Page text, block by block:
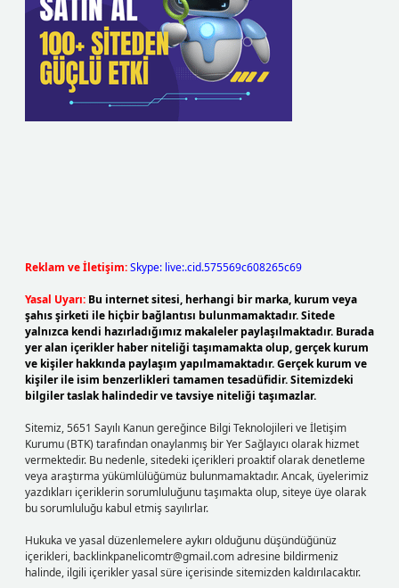
Reklam ve İletişim:Skype: live:.cid.575569c608265c69
Yasal Uyarı: Bu internet sitesi, herhangi bir marka, kurum veya
şahıs şirketi ile hiçbir bağlantısı bulunmamaktadır. Sitede
yalnızca kendi hazırladığımız makaleler paylaşılmaktadır. Burada
yer alan içerikler haber niteliği taşımamakta olup, gerçek kurum
ve kişiler hakkında paylaşım yapılmamaktadır. Gerçek kurum ve
kişiler ile isim benzerlikleri tamamen tesadüfidir. Sitemizdeki
bilgiler taslak halindedir ve tavsiye niteliği taşımazlar.
Sitemiz, 5651 Sayılı Kanun gereğince Bilgi Teknolojileri ve İletişim
Kurumu (BTK) tarafından onaylanmış bir Yer Sağlayıcı olarak hizmet
vermektedir. Bu nedenle, sitedeki içerikleri proaktif olarak denetleme
veya araştırma yükümlülüğümüz bulunmamaktadır. Ancak, üyelerimiz
yazdıkları içeriklerin sorumluluğunu taşımakta olup, siteye üye olarak
bu sorumluluğu kabul etmiş sayılırlar.
Hukuka ve yasal düzenlemelere aykırı olduğunu düşündüğünüz
içerikleri, backlinkpanelicomtr@gmail.comadresine bildirmeniz
halinde, ilgili içerikler yasal süre içerisinde sitemizden kaldırılacaktır.